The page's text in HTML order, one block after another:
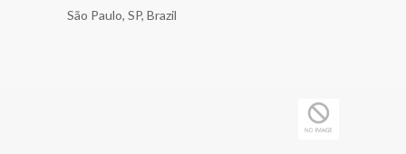
São Paulo, SP, Brazil